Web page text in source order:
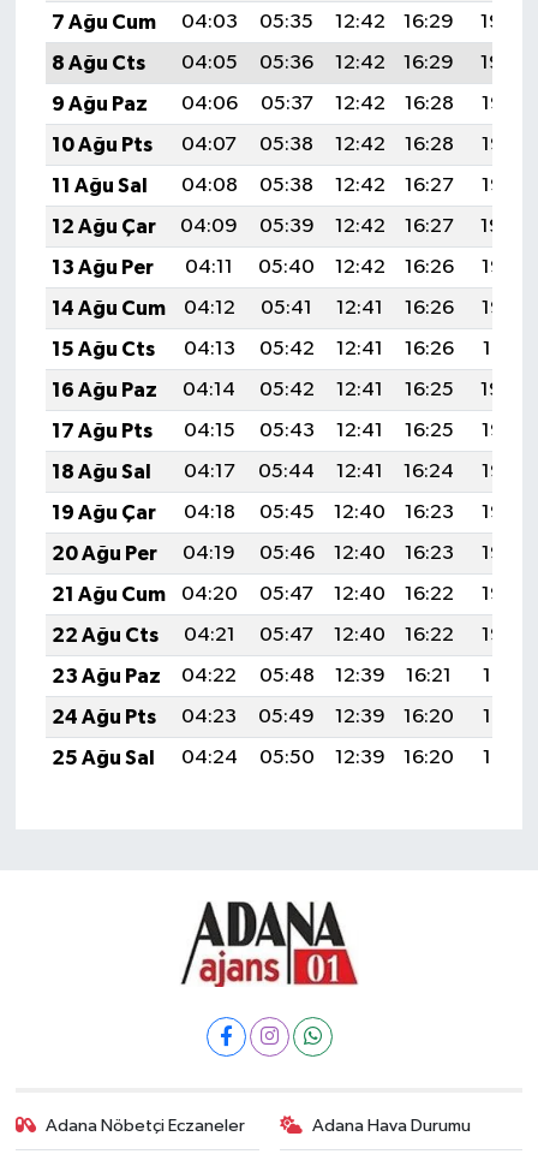
7 Ağu Cum
04:03 05:35 12:42 16:29
19:40
8 Ağu Cts
04:05 05:36 12:42 16:29
19:39
9 Ağu Paz
04:06 05:37 12:42 16:28
19:38
10 Ağu Pts
04:07 05:38 12:42 16:28
19:37
11 Ağu Sal
04:08 05:38 12:42 16:27
19:35
12 Ağu Çar
04:09 05:39 12:42 16:27
19:34
13 Ağu Per
04:11 05:40 12:42 16:26
19:33
14 Ağu Cum
04:12 05:41 12:41 16:26
19:32
15 Ağu Cts
04:13 05:42 12:41 16:26
19:31
16 Ağu Paz
04:14 05:42 12:41 16:25
19:30
17 Ağu Pts
04:15 05:43 12:41 16:25
19:28
18 Ağu Sal
04:17 05:44 12:41 16:24
19:27
19 Ağu Çar
04:18 05:45 12:40 16:23
19:26
20 Ağu Per
04:19 05:46 12:40 16:23
19:25
21 Ağu Cum
04:20 05:47 12:40 16:22
19:23
22 Ağu Cts
04:21 05:47 12:40 16:22
19:22
23 Ağu Paz
04:22 05:48 12:39 16:21
19:21
24 Ağu Pts
04:23 05:49 12:39 16:20
19:19
25 Ağu Sal
04:24 05:50 12:39 16:20 19:18
Adana Nöbetçi Eczaneler Adana Hava Durumu